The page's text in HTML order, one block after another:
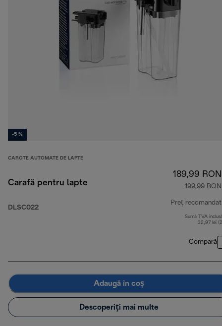
-5 %
CAROTE AUTOMATE DE LAPTE
Carafă pentru lapte
DLSC022
189,99 RON
199,99 RON
Preț recomandat
Sumă TVA
32,97 lei
Compară
Adaugă în coș
Descoperiți mai multe